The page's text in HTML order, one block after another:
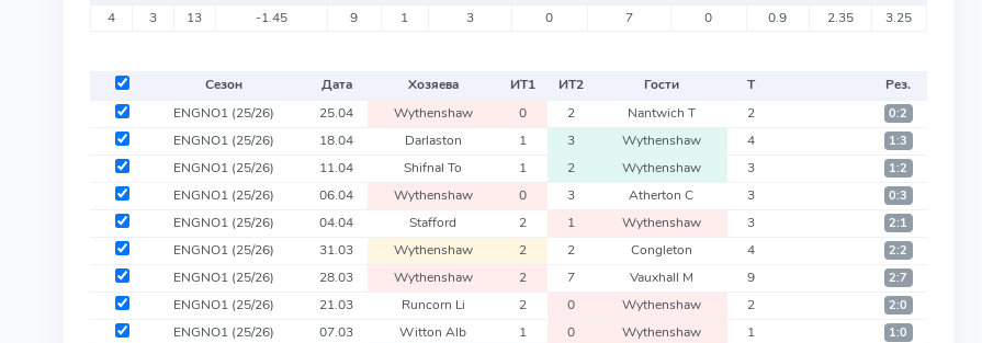
4 3 13 -1.45 9 1 3 0 7 0 0.9 2.35 3.25
Сезон Дата Хозяева ИТ1 ИТ2 Гости Т
Рез.
ENGNO1 (25/26) 25.04 Wythenshaw 0 2 Nantwich T 2 0:2
ENGNO1 (25/26) 18.04 Darlaston 1 3 Wythenshaw 4 1:3
ENGNO1 (25/26) 11.04 Shifnal To 1 2 Wythenshaw 3 1:2
ENGNO1 (25/26) 06.04 Wythenshaw 0 3 Atherton C 3 0:3
ENGNO1 (25/26) 04.04 Stafford 2 1 Wythenshaw 3 2:1
ENGNO1 (25/26) 31.03 Wythenshaw 2 2 Congleton 4 2:2
ENGNO1 (25/26) 28.03 Wythenshaw 2 7 Vauxhall M 9 2:7
ENGNO1 (25/26) 21.03 Runcorn Li 2 0 Wythenshaw 2 2:0
ENGNO1 (25/26) 07.03 Witton Alb 1 0 Wythenshaw 1 1:0